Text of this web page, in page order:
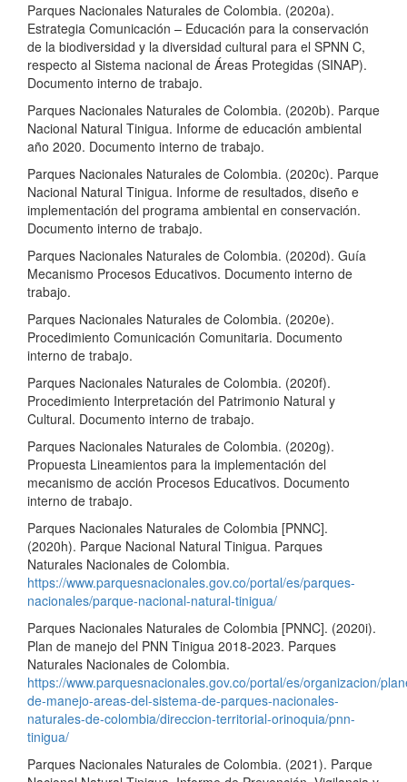
Parques Nacionales Naturales de Colombia. (2020a).
Estrategia Comunicación – Educación para la conservación
de la biodiversidad y la diversidad cultural para el SPNN C,
respecto al Sistema nacional de Áreas Protegidas (SINAP).
Documento interno de trabajo.
Parques Nacionales Naturales de Colombia. (2020b). Parque
Nacional Natural Tinigua. Informe de educación ambiental
año 2020. Documento interno de trabajo.
Parques Nacionales Naturales de Colombia. (2020c). Parque
Nacional Natural Tinigua. Informe de resultados, diseño e
implementación del programa ambiental en conservación.
Documento interno de trabajo.
Parques Nacionales Naturales de Colombia. (2020d). Guía
Mecanismo Procesos Educativos. Documento interno de
trabajo.
Parques Nacionales Naturales de Colombia. (2020e).
Procedimiento Comunicación Comunitaria. Documento
interno de trabajo.
Parques Nacionales Naturales de Colombia. (2020f).
Procedimiento Interpretación del Patrimonio Natural y
Cultural. Documento interno de trabajo.
Parques Nacionales Naturales de Colombia. (2020g).
Propuesta Lineamientos para la implementación del
mecanismo de acción Procesos Educativos. Documento
interno de trabajo.
Parques Nacionales Naturales de Colombia [PNNC].
(2020h). Parque Nacional Natural Tinigua. Parques
Naturales Nacionales de Colombia.
https://www.parquesnacionales.gov.co/portal/es/parques-
nacionales/parque-nacional-natural-tinigua/
Parques Nacionales Naturales de Colombia [PNNC]. (2020i).
Plan de manejo del PNN Tinigua 2018-2023. Parques
Naturales Nacionales de Colombia.
https://www.parquesnacionales.gov.co/portal/es/organizacion/
de-manejo-areas-del-sistema-de-parques-nacionales-
naturales-de-colombia/direccion-territorial-orinoquia/pnn-
tinigua/
Parques Nacionales Naturales de Colombia. (2021). Parque